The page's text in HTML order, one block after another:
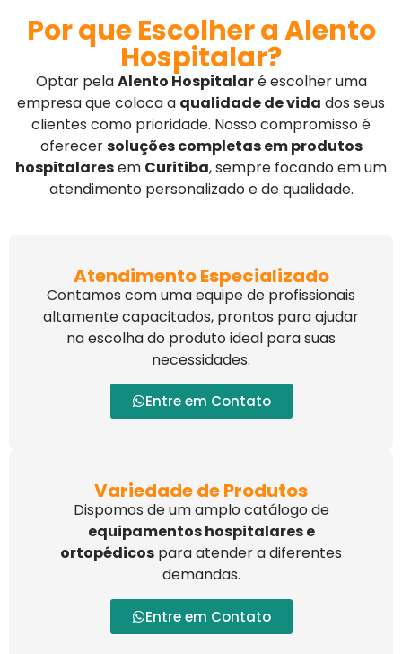
Por que Escolher a Alento
Hospitalar?
Optar pelaAlento Hospitalaré escolher uma
empresa que coloca a qualidade de vida dos seus
clientes como prioridade. Nosso compromisso é
oferecersoluções completas em produtos
hospitalaresem Curitiba, sempre focando em um
atendimento personalizado e de qualidade.
Atendimento Especializado
Contamos com uma equipe de profissionais
altamente capacitados, prontos para ajudar
na escolha do produto ideal para suas
necessidades.
Entre em Contato
Variedade de Produtos
Dispomos de um amplo catálogo de
equipamentos hospitalares e
ortopédicos para atender a diferentes
demandas.
Entre em Contato